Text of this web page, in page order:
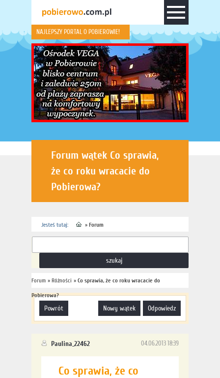
NAJLEPSZY PORTAL O POBIEROWIE!
Forum wątek Co sprawia,
że co roku wracacie do
Pobierowa?
Jesteś tutaj: » Forum
Forum » Różności » Co sprawia, że co roku wracacie do
Pobierowa?
powrót odpowiedz
nowy wątek
04.06.2013 18:39
Paulina_22462
Co sprawia, że co